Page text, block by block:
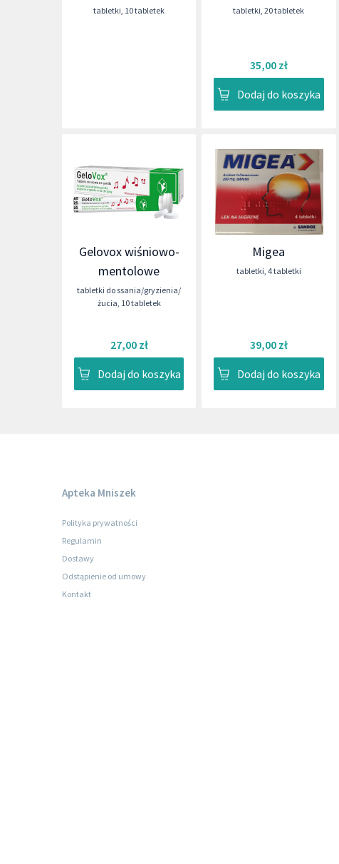
tabletki 10 tabletek tabletki ,20 tabletek
35,00 zł
Dodaj do koszyka
Gelovox wiśniowo-
mentolowe
tabletki do ssania/gryzienia/
żucia 10 tabletek
27,00 zł
Dodaj do koszyka
Migea
tabletki 4 tabletki
39,00 zł
Dodaj do koszyka
Apteka Mniszek
Polityka prywatności
Regulamin
Dostawy
Odstąpienie od umowy
Kontakt